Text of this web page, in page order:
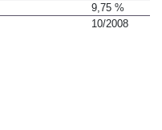
9,75 %
10/2008